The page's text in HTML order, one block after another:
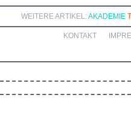
WEITERE ARTIKEL: AKADEMIE
KONTAKT